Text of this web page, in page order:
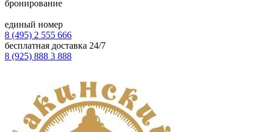
бронирование
единый номер
8 (495) 2 555 666
бесплатная доставка 24/7
8 (925) 888 3 888